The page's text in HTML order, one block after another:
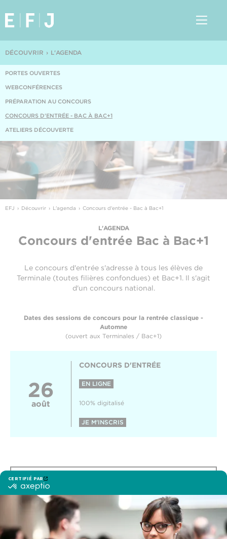
L'AGENDA
DÉCOUVRIR
PORTES OUVERTES
WEBCONFÉRENCES
PRÉPARATION AU CONCOURS
CONCOURS D'ENTRÉE - BAC À BAC+1
ATELIERS DÉCOUVERTE
EFJ Découvrir L'agenda Concours d'entrée - Bac à Bac+1
L'AGENDA
Concours d'entrée Bac à Bac+1
Le concours d'entrée s'adresse à tous les élèves de
Terminale (toutes filières confondues) et Bac+1. Il s'agit
d'un concours national.
Dates des sessions de concours pour la rentrée classique -
Automne
(ouvert aux Terminales / Bac+1)
26
août
CONCOURS D'ENTRÉE
EN LIGNE
100% digitalisé
JE M'INSCRIS
CANDIDATER